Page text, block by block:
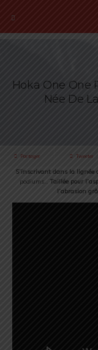
Hoka One One
Née De
Partager Tweeter
S’inscrivant dans la lignée
podiums… Taillée pour
l’abrasion